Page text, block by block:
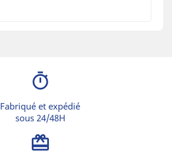
timer
Fabriqué et expédié
sous 24/48H
card_giftcard